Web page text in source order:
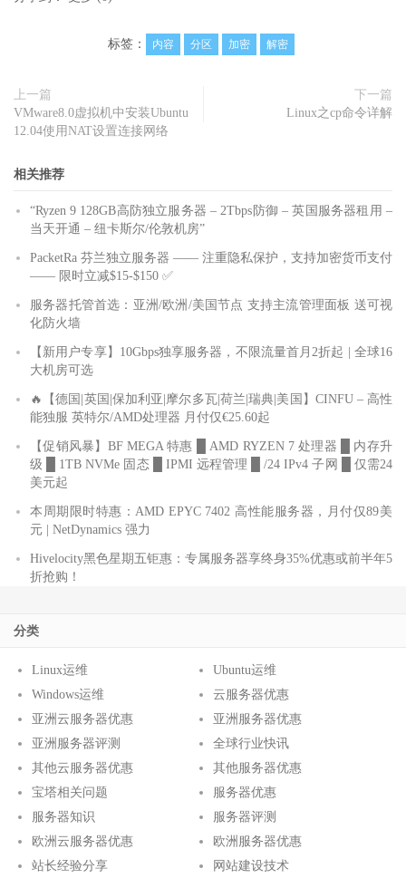
标签： 内容 分区 加密 解密
上一篇
VMware8.0虚拟机中安装Ubuntu
12.04使用NAT设置连接网络
下一篇
Linux之cp命令详解
相关推荐
“Ryzen 9 128GB高防独立服务器 – 2Tbps防御 – 英国服务器租用 –
当天开通 – 纽卡斯尔/伦敦机房”
PacketRa 芬兰独立服务器 —— 注重隐私保护，支持加密货币支付
—— 限时立减$15-$150 ✅
服务器托管首选：亚洲/欧洲/美国节点 支持主流管理面板 送可视
化防火墙
【新用户专享】10Gbps独享服务器，不限流量首月2折起 | 全球16
大机房可选
🔥【德国|英国|保加利亚|摩尔多瓦|荷兰|瑞典|美国】CINFU – 高性
能独服 英特尔/AMD处理器 月付仅€25.60起
【促销风暴】BF MEGA 特惠 █ AMD RYZEN 7 处理器 █ 内存升
级 █ 1TB NVMe 固态 █ IPMI 远程管理 █ /24 IPv4 子网 █ 仅需24
美元起
本周期限时特惠：AMD EPYC 7402 高性能服务器，月付仅89美
元 | NetDynamics 强力
Hivelocity黑色星期五钜惠：专属服务器享终身35%优惠或前半年5
折抢购！
分类
Linux运维
Ubuntu运维
Windows运维
云服务器优惠
亚洲云服务器优惠
亚洲服务器优惠
亚洲服务器评测
全球行业快讯
其他云服务器优惠
其他服务器优惠
宝塔相关问题
服务器优惠
服务器知识
服务器评测
欧洲云服务器优惠
欧洲服务器优惠
站长经验分享
网站建设技术